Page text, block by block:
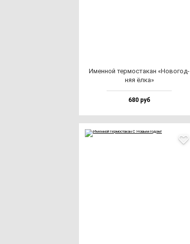
Имен­ной тер­мос­та­кан «Ново­год­
няя ёл­ка»
680 руб